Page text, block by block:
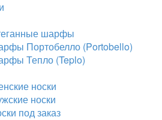
шарфы
Портобелло (Portobello)
Тепло (Teplo)
носки
носки
под заказ